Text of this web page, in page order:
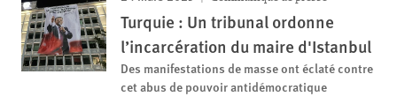
Turquie : Un tribunal ordonne
l’incarcération du maire d'Istanbul
Des manifestations de masse ont éclaté contre
cet abus de pouvoir antidémocratique